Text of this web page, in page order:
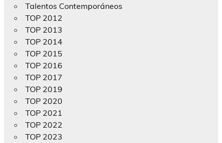
Talentos Contemporáneos
TOP 2012
TOP 2013
TOP 2014
TOP 2015
TOP 2016
TOP 2017
TOP 2019
TOP 2020
TOP 2021
TOP 2022
TOP 2023